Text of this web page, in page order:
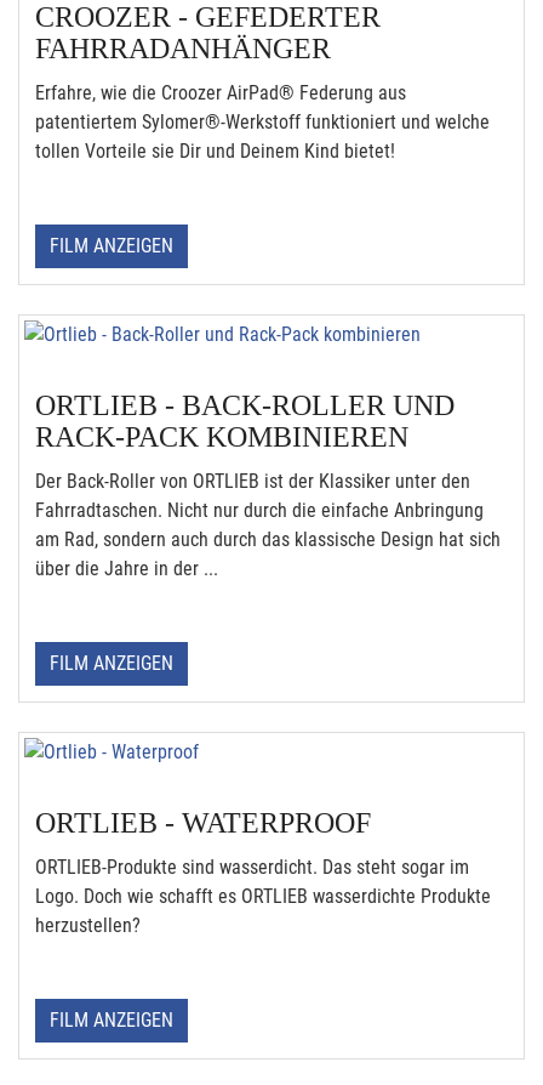
CROOZER - GEFEDERTER
FAHRRADANHÄNGER
Erfahre, wie die Croozer AirPad® Federung aus
patentiertem Sylomer®-Werkstoff funktioniert und welche
tollen Vorteile sie Dir und Deinem Kind bietet!
FILM ANZEIGEN
ORTLIEB - BACK-ROLLER UND
RACK-PACK KOMBINIEREN
Der Back-Roller von ORTLIEB ist der Klassiker unter den
Fahrradtaschen. Nicht nur durch die einfache Anbringung
am Rad, sondern auch durch das klassische Design hat sich
über die Jahre in der ...
FILM ANZEIGEN
ORTLIEB - WATERPROOF
ORTLIEB-Produkte sind wasserdicht. Das steht sogar im
Logo. Doch wie schafft es ORTLIEB wasserdichte Produkte
herzustellen?
FILM ANZEIGEN